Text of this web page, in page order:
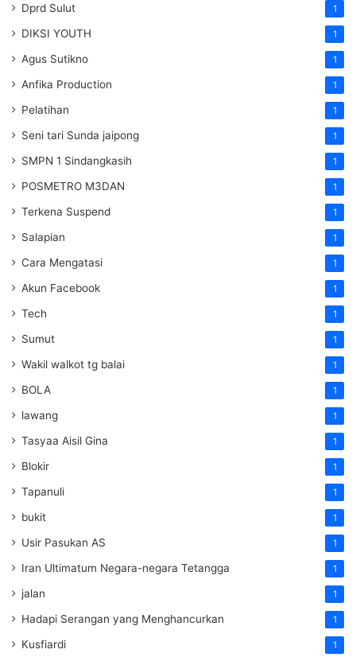
Dprd Sulut 1
DIKSI YOUTH 1
Agus Sutikno 1
Anfika Production 1
Pelatihan 1
Seni tari Sunda jaipong 1
SMPN 1 Sindangkasih 1
POSMETRO M3DAN 1
Terkena Suspend 1
Salapian 1
Cara Mengatasi 1
Akun Facebook 1
Tech 1
Sumut 1
Wakil walkot tg balai 1
BOLA 1
lawang 1
Tasyaa Aisil Gina 1
Blokir 1
Tapanuli 1
bukit 1
Usir Pasukan AS 1
Iran Ultimatum Negara-negara Tetangga 1
jalan 1
Hadapi Serangan yang Menghancurkan 1
Kusfiardi 1